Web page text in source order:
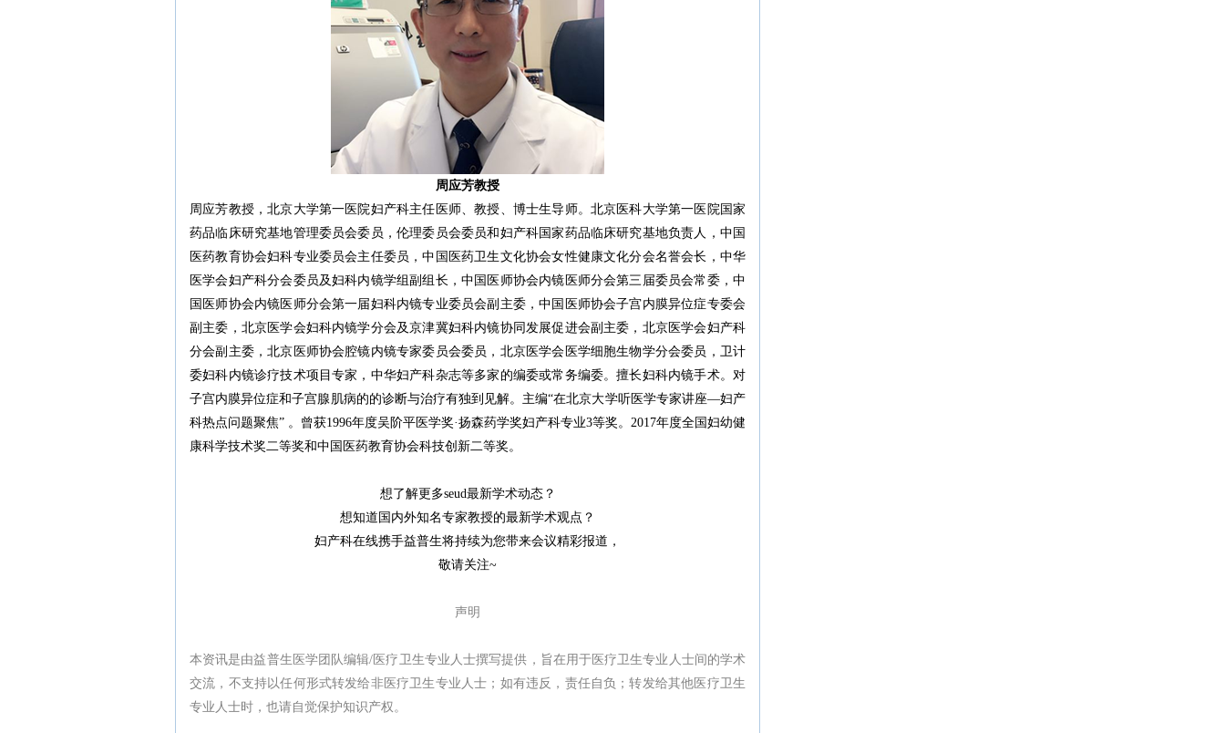
周应芳教授
周应芳教授，北京大学第一医院妇产科主任医师、教授、博士生导师。北京医科大学第一医院国家
药品临床研究基地管理委员会委员，伦理委员会委员和妇产科国家药品临床研究基地负责人，中国
医药教育协会妇科专业委员会主任委员，中国医药卫生文化协会女性健康文化分会名誉会长，中华
医学会妇产科分会委员及妇科内镜学组副组长，中国医师协会内镜医师分会第三届委员会常委，中
国医师协会内镜医师分会第一届妇科内镜专业委员会副主委，中国医师协会子宫内膜异位症专委会
副主委，北京医学会妇科内镜学分会及京津冀妇科内镜协同发展促进会副主委，北京医学会妇产科
分会副主委，北京医师协会腔镜内镜专家委员会委员，北京医学会医学细胞生物学分会委员，卫计
委妇科内镜诊疗技术项目专家，中华妇产科杂志等多家的编委或常务编委。擅长妇科内镜手术。对
子宫内膜异位症和子宫腺肌病的的诊断与治疗有独到见解。主编“在北京大学听医学专家讲座—妇产
科热点问题聚焦” 。曾获1996年度吴阶平医学奖·扬森药学奖妇产科专业3等奖。2017年度全国妇幼健
康科学技术奖二等奖和中国医药教育协会科技创新二等奖。
想了解更多seud最新学术动态？
想知道国内外知名专家教授的最新学术观点？
妇产科在线携手益普生将持续为您带来会议精彩报道，
敬请关注~
声明
本资讯是由益普生医学团队编辑/医疗卫生专业人士撰写提供，旨在用于医疗卫生专业人士间的学术
交流，不支持以任何形式转发给非医疗卫生专业人士；如有违反，责任自负；转发给其他医疗卫生
专业人士时，也请自觉保护知识产权。